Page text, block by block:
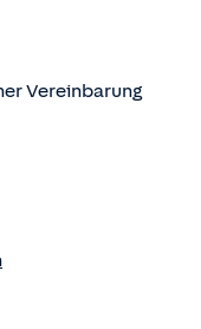
Vereinbarung